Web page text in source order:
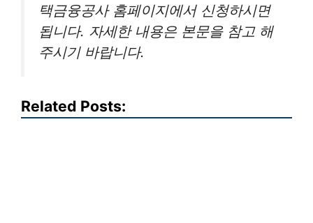
택금융공사 홈페이지에서 신청하시면
됩니다. 자세한 내용은 본문을 참고 해
주시기 바랍니다.
Related Posts: